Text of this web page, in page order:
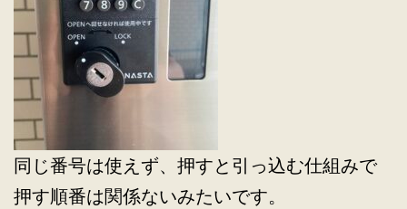
同じ番号は使えず、押すと引っ込む仕組みで
押す順番は関係ないみたいです。